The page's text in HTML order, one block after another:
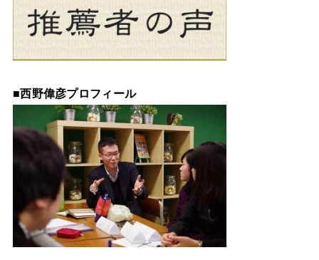
■西野偉彦プロフィール